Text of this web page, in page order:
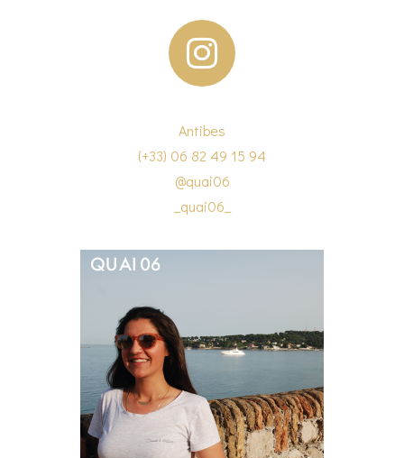
Antibes
(+33) 06 82 49 15 94
@quai06
_quai06_